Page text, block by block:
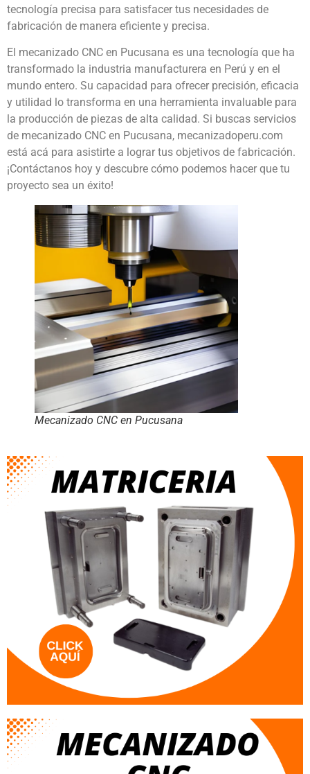
tecnología precisa para satisfacer tus necesidades de
fabricación de manera eficiente y precisa.
El mecanizado CNC en Pucusana es una tecnología que ha
transformado la industria manufacturera en Perú y en el
mundo entero. Su capacidad para ofrecer precisión, eficacia
y utilidad lo transforma en una herramienta invaluable para
la producción de piezas de alta calidad. Si buscas servicios
de mecanizado CNC en Pucusana, mecanizadoperu.com
está acá para asistirte a lograr tus objetivos de fabricación.
¡Contáctanos hoy y descubre cómo podemos hacer que tu
proyecto sea un éxito!
Mecanizado CNC en Pucusana